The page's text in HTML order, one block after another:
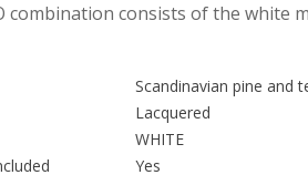
combination consists of the white
Scandinavian pine and
Lacquered
WHITE
Yes